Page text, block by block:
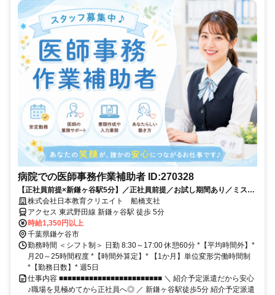
病院での医師事務作業補助者 ID:270328
【正社員前提×新鎌ヶ谷駅5分】／正社員前提／お試し期間あり／ミスマ
ッチを防げる／未経験OK／駅チカ・徒歩5分／医師事務作業補助者／鎌
ケ谷総合病院／鎌ケ谷市
株式会社日本教育クリエイト 船橋支社
アクセス 東武野田線 新鎌ヶ谷駅 徒歩 5分
時給1,350円以上
千葉県鎌ケ谷市
勤務時間 ＜シフト制＞ 日勤 8:30～17:00 休憩60分 *【平均時間外】*
月20～25時間程度 *【時間外算定】* 【1か月】単位変形労働時間制
*【勤務日数】* 週5日
仕事内容 ■■■■■■■■■■■■■■■■■■■■■■■■ ＼ 紹介予定派遣だから安心
♪職場を見極めてから正社員へ◎ ／ 新鎌ヶ谷駅徒歩5分 紹介予定派遣